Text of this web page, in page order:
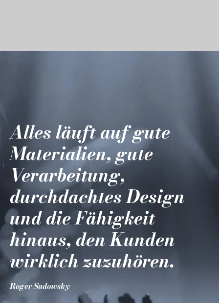
Alles läuft auf gute
Materialien, gute
Verarbeitung,
durchdachtes Design
und die Fähigkeit
hinaus, den Kunden
wirklich zuzuhören.
Roger Sadowsky